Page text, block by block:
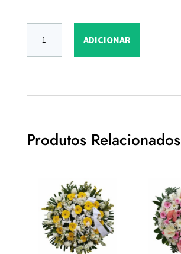
ADICIONAR
Produtos Relacionados